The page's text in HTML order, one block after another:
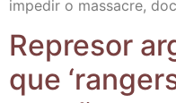
impe­dir o mas­sa­cre,
Repre­sor
que